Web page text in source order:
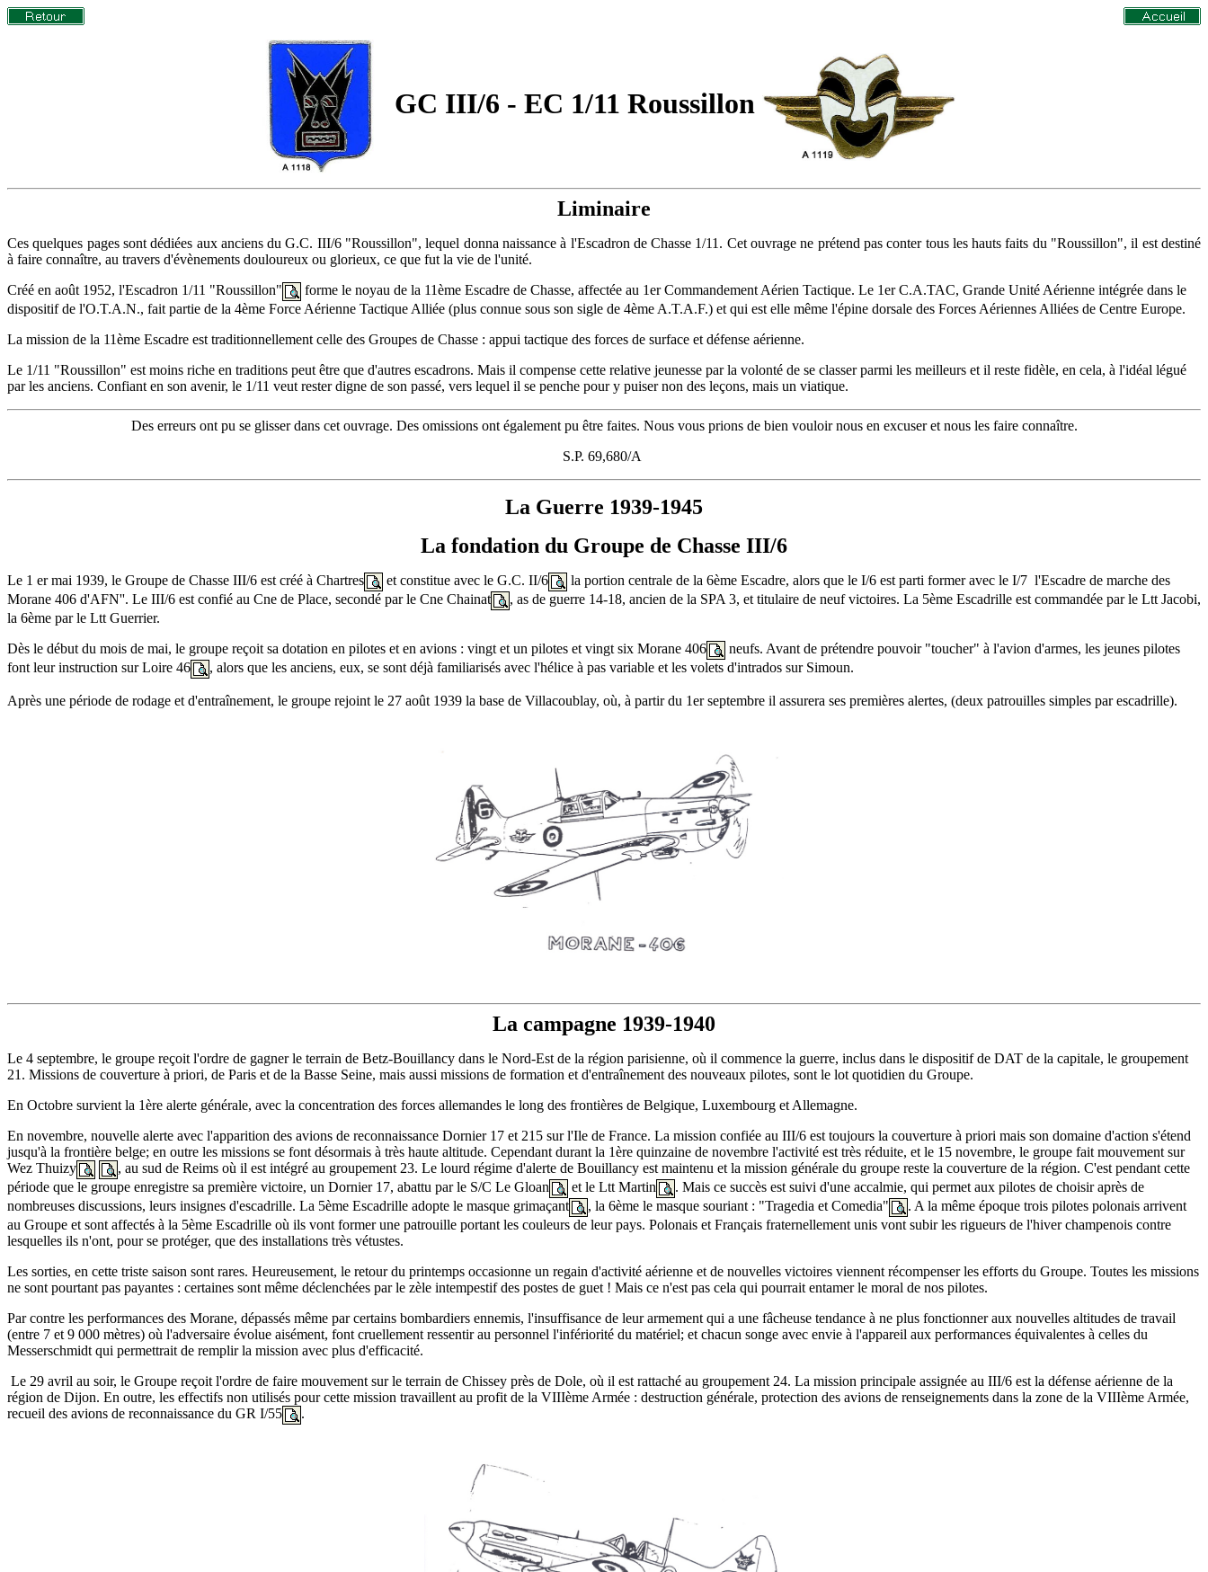
GC III/6 - EC 1/11 Roussillon
Liminaire
Ces quelques pages sont dédiées aux anciens du G.C. III/6 "Roussillon", lequel donna naissance à l'Escadron de Chasse 1/11. Cet ouvrage ne prétend pas conter tous les hauts faits du "Roussillon", il est destiné
à faire connaître, au travers d'évènements douloureux ou glorieux, ce que fut la vie de l'unité.
Créé en août 1952, l'Escadron 1/11 "Roussillon"
forme le noyau de la 11ème Escadre de Chasse, affectée au 1er Commandement Aérien Tactique. Le 1er C.A.TAC, Grande Unité Aérienne intégrée dans le
dispositif de l'O.T.A.N., fait partie de la 4ème Force Aérienne Tactique Alliée (plus connue sous son sigle de 4ème A.T.A.F.) et qui est elle même l'épine dorsale des Forces Aériennes Alliées de Centre Europe.
La mission de la 11ème Escadre est traditionnellement celle des Groupes de Chasse : appui tactique des forces de surface et défense aérienne.
Le 1/11 "Roussillon" est moins riche en traditions peut être que d'autres escadrons. Mais il compense cette relative jeunesse par la volonté de se classer parmi les meilleurs et il reste fidèle, en cela, à l'idéal légué
par les anciens. Confiant en son avenir, le 1/11 veut rester digne de son passé, vers lequel il se penche pour y puiser non des leçons, mais un viatique.
Des erreurs ont pu se glisser dans cet ouvrage. Des omissions ont également pu être faites. Nous vous prions de bien vouloir nous en excuser et nous les faire connaître.
S.P. 69,680/A
La Guerre 1939-1945
La fondation du Groupe de Chasse III/6
Le 1 er mai 1939, le Groupe de Chasse III/6 est créé à Chartres et constitue avec le G.C. II/6
la portion centrale de la 6ème Escadre, alors que le I/6 est parti former avec le I/7 l'Escadre de marche des
Morane 406 d'AFN''. Le III/6 est confié au Cne de Place, secondé par le Cne Chainat
, as de guerre 14-18, ancien de la SPA 3, et titulaire de neuf victoires. La 5ème Escadrille est commandée par le Ltt Jacobi,
la 6ème par le Ltt Guerrier.
Dès le début du mois de mai, le groupe reçoit sa dotation en pilotes et en avions : vingt et un pilotes et vingt six Morane 406
neufs. Avant de prétendre pouvoir "toucher" à l'avion d'armes, les jeunes pilotes
font leur instruction sur Loire 46
, alors que les anciens, eux, se sont déjà familiarisés avec l'hélice à pas variable et les volets d'intrados sur Simoun.
Après une période de rodage et d'entraînement, le groupe rejoint le 27 août 1939 la base de Villacoublay, où, à partir du 1er septembre il assurera ses premières alertes, (deux patrouilles simples par escadrille).
La campagne 1939-1940
Le 4 septembre, le groupe reçoit l'ordre de gagner le terrain de Betz-Bouillancy dans le Nord-Est de la région parisienne, où il commence la guerre, inclus dans le dispositif de DAT de la capitale, le groupement
21. Missions de couverture à priori, de Paris et de la Basse Seine, mais aussi missions de formation et d'entraînement des nouveaux pilotes, sont le lot quotidien du Groupe.
En Octobre survient la 1ère alerte générale, avec la concentration des forces allemandes le long des frontières de Belgique, Luxembourg et Allemagne.
En novembre, nouvelle alerte avec l'apparition des avions de reconnaissance Dornier 17 et 215 sur l'Ile de France. La mission confiée au III/6 est toujours la couverture à priori mais son domaine d'action s'étend
jusqu'à la frontière belge; en outre les missions se font désormais à très haute altitude. Cependant durant la 1ère quinzaine de novembre l'activité est très réduite, et le 15 novembre, le groupe fait mouvement sur
Wez Thuizy
, au sud de Reims où il est intégré au groupement 23. Le lourd régime d'alerte de Bouillancy est maintenu et la mission générale du groupe reste la couverture de la région. C'est pendant cette
période que le groupe enregistre sa première victoire, un Dornier 17, abattu par le S/C Le Gloan
et le Ltt Martin
. Mais ce succès est suivi d'une accalmie, qui permet aux pilotes de choisir après de
nombreuses discussions, leurs insignes d'escadrille. La 5ème Escadrille adopte le masque grimaçant
, la 6ème le masque souriant : "Tragedia et Comedia"
. A la même époque trois pilotes polonais arrivent
au Groupe et sont affectés à la 5ème Escadrille où ils vont former une patrouille portant les couleurs de leur pays. Polonais et Français fraternellement unis vont subir les rigueurs de l'hiver champenois contre
lesquelles ils n'ont, pour se protéger, que des installations très vétustes.
Les sorties, en cette triste saison sont rares. Heureusement, le retour du printemps occasionne un regain d'activité aérienne et de nouvelles victoires viennent récompenser les efforts du Groupe. Toutes les missions
ne sont pourtant pas payantes : certaines sont même déclenchées par le zèle intempestif des postes de guet ! Mais ce n'est pas cela qui pourrait entamer le moral de nos pilotes.
Par contre les performances des Morane, dépassés même par certains bombardiers ennemis, l'insuffisance de leur armement qui a une fâcheuse tendance à ne plus fonctionner aux nouvelles altitudes de travail
(entre 7 et 9 000 mètres) où l'adversaire évolue aisément, font cruellement ressentir au personnel l'infériorité du matériel; et chacun songe avec envie à l'appareil aux performances équivalentes à celles du
Messerschmidt qui permettrait de remplir la mission avec plus d'efficacité.
Le 29 avril au soir, le Groupe reçoit l'ordre de faire mouvement sur le terrain de Chissey près de Dole, où il est rattaché au groupement 24. La mission principale assignée au III/6 est la défense aérienne de la
région de Dijon. En outre, les effectifs non utilisés pour cette mission travaillent au profit de la VIIIème Armée : destruction générale, protection des avions de renseignements dans la zone de la VIIIème Armée,
recueil des avions de reconnaissance du GR I/55
.